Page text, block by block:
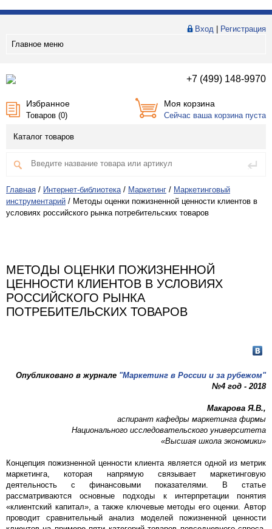
Вход
Регистрация
Главное меню
+7 (499) 148-9970
Избранное
Товаров (0)
Моя корзина
Сейчас ваша корзина пуста
Каталог товаров
Главная / Интернет-библиотека / Маркетинг / Маркетинговый
инструментарий / Методы оценки пожизненной ценности клиентов в
условиях российского рынка потребительских товаров
МЕТОДЫ ОЦЕНКИ ПОЖИЗНЕННОЙ
ЦЕННОСТИ КЛИЕНТОВ В УСЛОВИЯХ
РОССИЙСКОГО РЫНКА
ПОТРЕБИТЕЛЬСКИХ ТОВАРОВ
Опубликовано в журнале "Маркетинг в России и за рубежом"
№4 год - 2018
Макарова Я.В.,
аспирант кафедры маркетинга фирмы
Национального исследовательского университета
«Высшая школа экономики»
Концепция пожизненной ценности клиента является одной из метрик
маркетинга, которая напрямую связывает маркетинговую
деятельность с финансовыми показателями. В статье
рассматриваются основные подходы к интерпретации понятия
«клиентский капитал», а также ключевые методы его оценки. Автор
проводит сравнительный анализ моделей пожизненной ценности